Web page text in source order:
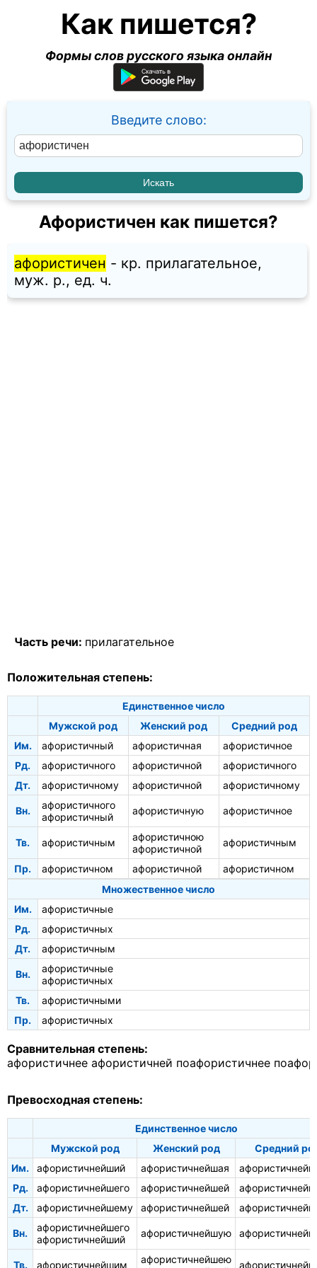
Как пишется?
Формы слов русского языка онлайн
Введите слово:
Афористичен как пишется?
афористичен - кр. прилагательное,
муж. p., ед. ч.
Часть речи: прилагательное
Положительная степень:
Единственное число
Мужской род
Женский род
Средний род
Им.
афористичный афористичная
афористичное
Рд.
афористичного афористичной
афористичного
Дт.
афористичному афористичной афористичному
Вн.
афористичного
афористичный
афористичную афористичное
Тв. афористичным
афористичною
афористичной
афористичным
Пр. афористичном афористичной
афористичном
Множественное число
Им.
афористичные
Рд.
афористичных
Дт.
афористичным
Вн.
афористичные
афористичных
Тв.
афористичными
Пр.
афористичных
Сравнительная степень:
афористичнее афористичней поафористичнее
Превосходная степень:
Единственное число
Мужской род
Женский род
Средний
Им.
афористичнейший афористичнейшая
Рд.
афористичнейшего афористичнейшей
Дт.
афористичнейшему афористичнейшей
Вн.
афористичнейшего
афористичнейший
афористичнейшую
Тв. афористичнейшим
афористичнейшею